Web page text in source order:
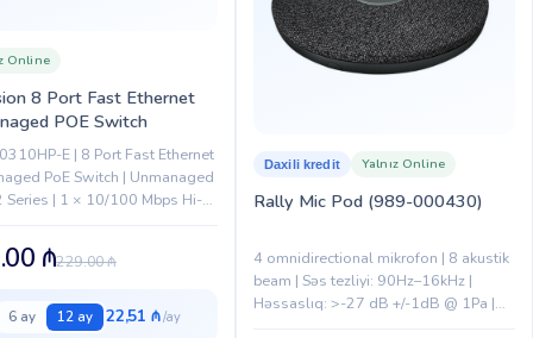
8 Port Fast Ethernet
POE Switch
Online
E | 8 Port Fast Ethernet
PoE Switch | Unmanaged
Series | 1 × 10/100 Mbps Hi-
229.00₼
₼
6 ay 12 ay 22,51 ₼
Rally Mic Pod (989-000430)
Daxili kredit Yalnız Online
4 omnidirectional mikrofon | 8 akustik
beam | Səs tezliyi: 90Hz–16kHz |
Həssaslıq: >-27 dB +/-1dB @ 1Pa |